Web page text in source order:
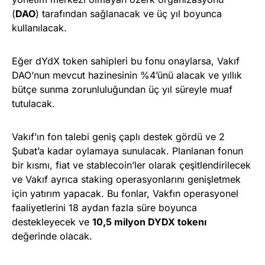
(DAO) tarafından sağlanacak ve üç yıl boyunca
kullanılacak.
Eğer dYdX token sahipleri bu fonu onaylarsa, Vakıf
DAO’nun mevcut hazinesinin %4’ünü alacak ve yıllık
bütçe sunma zorunluluğundan üç yıl süreyle muaf
tutulacak.
Vakıf’ın fon talebi geniş çaplı destek gördü ve 2
Şubat’a kadar oylamaya sunulacak. Planlanan fonun
bir kısmı, fiat ve stablecoin’ler olarak çeşitlendirilecek
ve Vakıf ayrıca staking operasyonlarını genişletmek
için yatırım yapacak. Bu fonlar, Vakfın operasyonel
faaliyetlerini 18 aydan fazla süre boyunca
destekleyecek ve 10,5 milyon DYDX tokenı
değerinde olacak.